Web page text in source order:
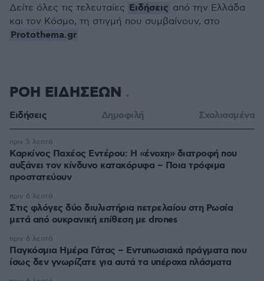
Δείτε όλες τις τελευταίες Ειδήσεις από την Ελλάδα
και τον Κόσμο, τη στιγμή που συμβαίνουν, στο
Protothema.gr
ΡΟΗ ΕΙΔΗΣΕΩΝ
Ειδήσεις Δημοφιλή Σχολιασμένα
Καρκίνος Παχέος Εντέρου: Η «ένοχη» διατροφή που
αυξάνει τον κίνδυνο κατακόρυφα – Ποια τρόφιμα
προστατεύουν
πριν 5 λεπτά
Στις φλόγες δύο διυλιστήρια πετρελαίου στη Ρωσία
μετά από ουκρανική επίθεση με drones
πριν 6 λεπτά
Παγκόσμια Ημέρα Γάτας – Εντυπωσιακά πράγματα που
ίσως δεν γνωρίζατε για αυτά τα υπέροχα πλάσματα
πριν 6 λεπτά